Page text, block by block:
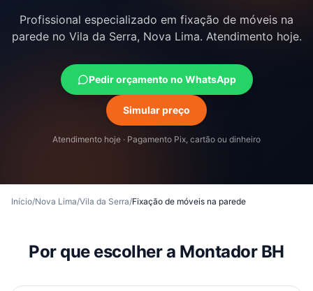
Profissional especializado em fixação de móveis na
parede no Vila da Serra, Nova Lima. Atendimento hoje.
Pedir orçamento no WhatsApp
Simular preço
Atendimento hoje · Pagamento Pix, cartão ou dinheiro
Início/Nova Lima/Vila da Serra/Fixação de móveis na parede
Por que escolher a Montador BH